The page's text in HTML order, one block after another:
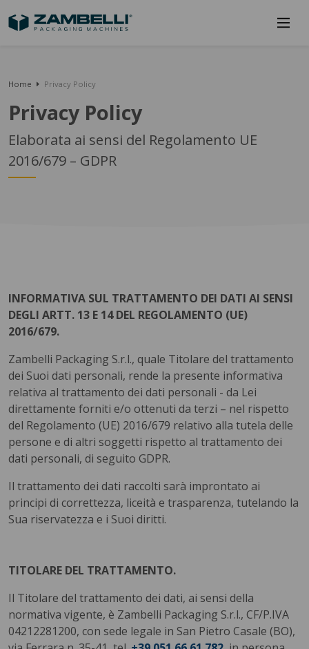
Home Privacy Policy
Privacy Policy
Elaborata ai sensi del Regolamento UE
2016/679 – GDPR
INFORMATIVA SUL TRATTAMENTO DEI DATI AI SENSI
DEGLI ARTT. 13 E 14 DEL REGOLAMENTO (UE)
2016/679.
Zambelli Packaging S.r.l., quale Titolare del trattamento
dei Suoi dati personali, rende la presente informativa
relativa al trattamento dei dati personali - da Lei
direttamente forniti e/o ottenuti da terzi – nel rispetto
del Regolamento (UE) 2016/679 relativo alla tutela delle
persone e di altri soggetti rispetto al trattamento dei
dati personali, di seguito GDPR.
Il trattamento dei dati raccolti sarà improntato ai
principi di correttezza, liceità e trasparenza, tutelando la
Sua riservatezza e i Suoi diritti.
TITOLARE DEL TRATTAMENTO.
Il Titolare del trattamento dei dati, ai sensi della
normativa vigente, è Zambelli Packaging S.r.l., CF/P.IVA
04212281200, con sede legale in San Pietro Casale (BO),